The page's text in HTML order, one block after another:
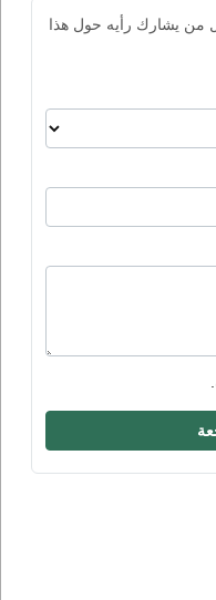
من يشارك رأيه حول هذا